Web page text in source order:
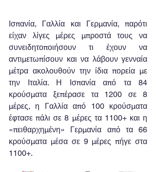
Ισπανία, Γαλλία και Γερμανία, παρότι
είχαν λίγες μέρες μπροστά τους να
συνειδητοποιήσουν τι έχουν να
αντιμετωπίσουν και να λάβουν γενναία
μέτρα ακολουθούν την ίδια πορεία με
την Ιταλία. Η Ισπανία από τα 84
κρούσματα ξεπέρασε τα 1200 σε 8
μέρες, η Γαλλία από 100 κρούσματα
έφτασε πάλι σε 8 μέρες τα 1100+ και η
«πειθαρχημένη» Γερμανία από τα 66
κρούσματα μέσα σε 9 μέρες πήγε στα
1100+.